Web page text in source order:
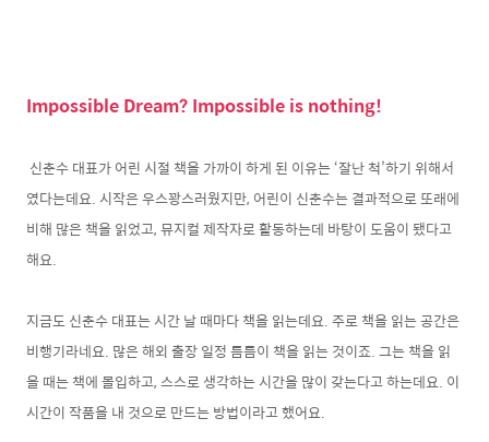
Impossible Dream? Impossible is nothing!
신춘수 대표가 어린 시절 책을 가까이 하게 된 이유는 ‘잘난 척’하기 위해서
였다는데요. 시작은 우스꽝스러웠지만, 어린이 신춘수는 결과적으로 또래에
비해 많은 책을 읽었고, 뮤지컬 제작자로 활동하는데 바탕이 도움이 됐다고
해요.
지금도 신춘수 대표는 시간 날 때마다 책을 읽는데요. 주로 책을 읽는 공간은
비행기라네요. 많은 해외 출장 일정 틈틈이 책을 읽는 것이죠. 그는 책을 읽
을 때는 책에 몰입하고, 스스로 생각하는 시간을 많이 갖는다고 하는데요. 이
시간이 작품을 내 것으로 만드는 방법이라고 했어요.